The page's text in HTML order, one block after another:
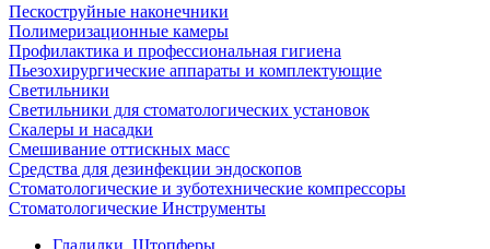
Пескоструйные наконечники
Полимеризационные камеры
Профилактика и профессиональная гигиена
Пьезохирургические аппараты и комплектующие
Светильники
Светильники для стоматологических установок
Скалеры и насадки
Смешивание оттискных масс
Средства для дезинфекции эндоскопов
Стоматологические и зуботехнические компрессоры
Стоматологические Инструменты
Гладилки, Штопферы